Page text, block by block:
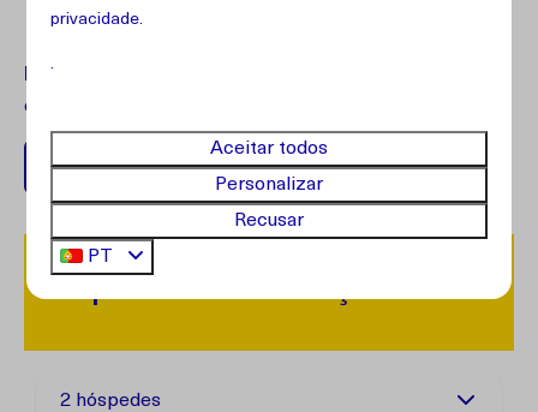
cliente.
+599 96762408
Disponibilidade e Preço
2 hóspedes
privacidade.
.
Aceitar todos
Personalizar
Recusar
PT